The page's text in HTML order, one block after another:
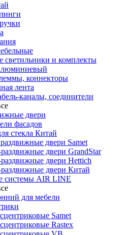
светильники и комплекты
коннекторы
лента
каналы, соединители
двери
фасадов
стекла Китай
двери Samet
двери GrandStar
двери Hettich
двери Китай
системы AIR LINE
для мебели
Samet
Rastex